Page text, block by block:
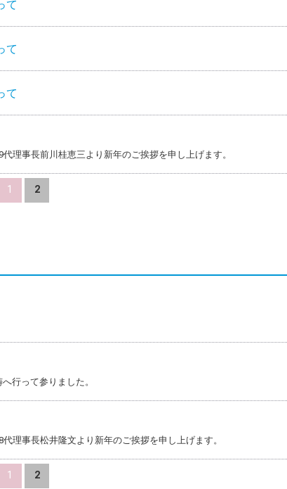
て
て
て
理事長前川桂恵三より新年のご挨拶を申し上げます。
1 2
行って参りました。
理事長松井隆文より新年のご挨拶を申し上げます。
1 2